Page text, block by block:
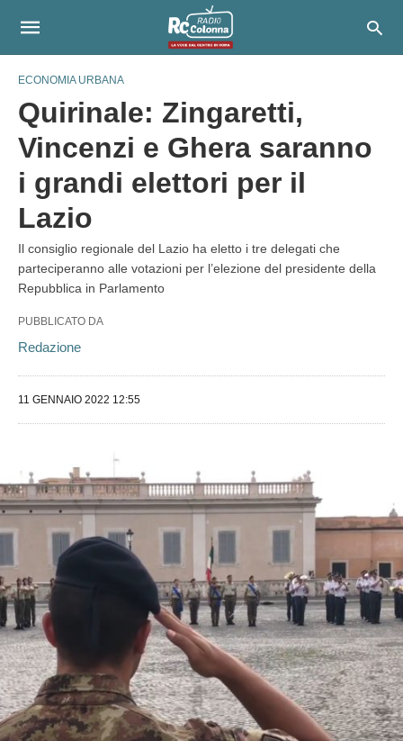
ECONOMIA URBANA
Quirinale: Zingaretti,
Vincenzi e Ghera saranno
i grandi elettori per il
Lazio
Il consiglio regionale del Lazio ha eletto i tre delegati che
parteciperanno alle votazioni per l’elezione del presidente della
Repubblica in Parlamento
PUBBLICATO DA
Redazione
11 GENNAIO 2022 12:55